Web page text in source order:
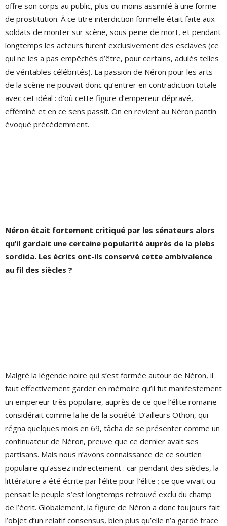
offre son corps au public, plus ou moins assimilé à une forme
de prostitution. À ce titre interdiction formelle était faite aux
soldats de monter sur scène, sous peine de mort, et pendant
longtemps les acteurs furent exclusivement des esclaves (ce
qui ne les a pas empêchés d’être, pour certains, adulés telles
de véritables célébrités). La passion de Néron pour les arts
de la scène ne pouvait donc qu’entrer en contradiction totale
avec cet idéal : d’où cette figure d’empereur dépravé,
efféminé et en ce sens passif. On en revient au Néron pantin
évoqué précédemment.
Néron était fortement critiqué par les sénateurs alors
qu’il gardait une certaine popularité auprès de la plebs
sordida. Les écrits ont-ils conservé cette ambivalence
au fil des siècles ?
Malgré la légende noire qui s’est formée autour de Néron, il
faut effectivement garder en mémoire qu’il fut manifestement
un empereur très populaire, auprès de ce que l’élite romaine
considérait comme la lie de la société. D’ailleurs Othon, qui
régna quelques mois en 69, tâcha de se présenter comme un
continuateur de Néron, preuve que ce dernier avait ses
partisans. Mais nous n’avons connaissance de ce soutien
populaire qu’assez indirectement : car pendant des siècles, la
littérature a été écrite par l’élite pour l’élite ; ce que vivait ou
pensait le peuple s’est longtemps retrouvé exclu du champ
de l’écrit. Globalement, la figure de Néron a donc toujours fait
l’objet d’un relatif consensus, bien plus qu’elle n’a gardé trace